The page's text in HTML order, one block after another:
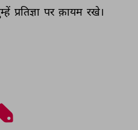
प्रतिज्ञा पर क़ायम रखे।